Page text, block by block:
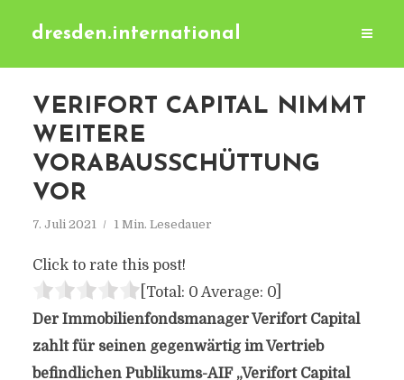
dresden.international
VERIFORT CAPITAL NIMMT
WEITERE
VORABAUSSCHÜTTUNG
VOR
7. Juli 2021 1 Min. Lesedauer
Click to rate this post!
[Total: 0 Average: 0]
Der Immobilienfondsmanager Verifort Capital
zahlt für seinen gegenwärtig im Vertrieb
befindlichen Publikums-AIF „Verifort Capital